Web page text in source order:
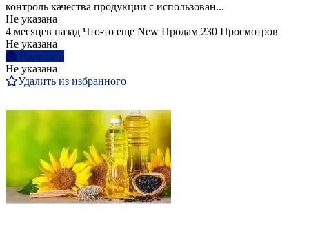
контроль качества продукции с использован...
Не указана
4 месяцев назад Что-то еще New Продам 230 Просмотров
Не указана
Написать
Не указана
Удалить из избранного